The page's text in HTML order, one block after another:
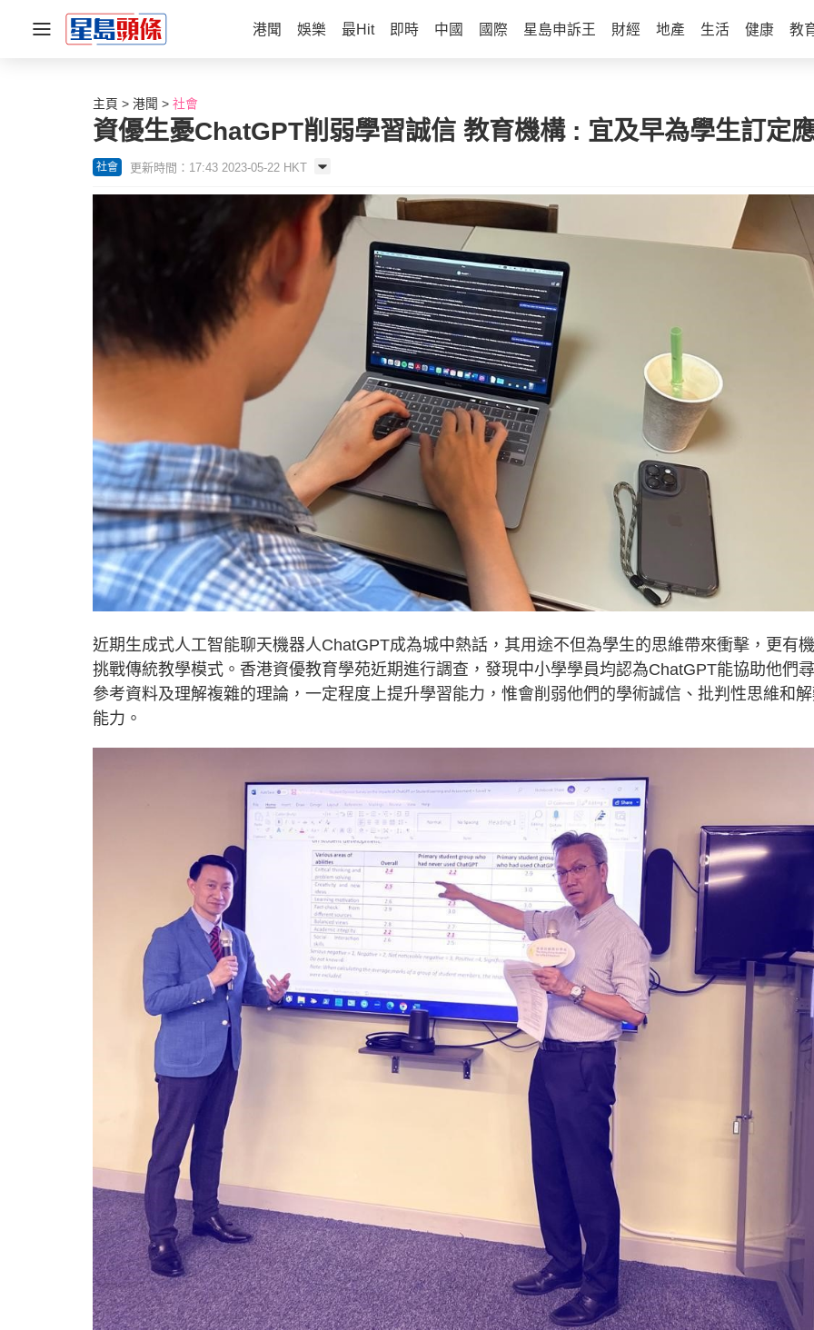
港聞 娛樂 最Hit 即時 中國 國際 星島申訴王 財經 地產 生活 健康 教
主頁 港聞 社會
資優生憂ChatGPT削弱學習誠信 教育機構 : 宜及早為學生訂定
社會 更新時間：17:43 2023-05-22 HKT
近期生成式人工智能聊天機器人ChatGPT成為城中熱話，其用途不但為學生的思維帶來衝擊，更有
挑戰傳統教學模式。香港資優教育學苑近期進行調查，發現中小學學員均認為ChatGPT能協助他們
參考資料及理解複雜的理論，一定程度上提升學習能力，惟會削弱他們的學術誠信、批判性思維和
能力。